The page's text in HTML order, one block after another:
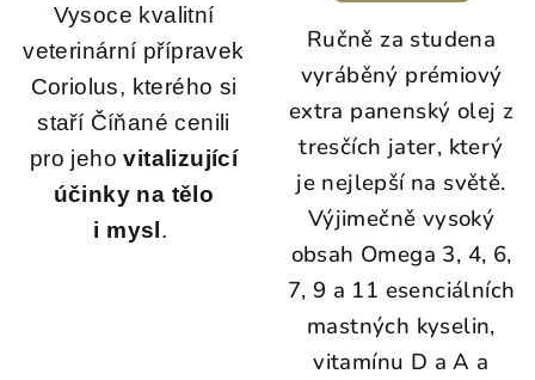
Vysoce kvalitní
veterinární přípravek
Coriolus, kterého si
staří Číňané cenili
pro jehovitalizující
účinky na tělo
i mysl.
z
hvězdiček.
Ručně za studena
vyráběný prémiový
extra panenský olej z
tresčích jater, který
je nejlepší na světě.
Výjimečně vysoký
obsah Omega 3, 4, 6,
7, 9 a 11 esenciálních
mastných kyselin,
vitamínu D a A a